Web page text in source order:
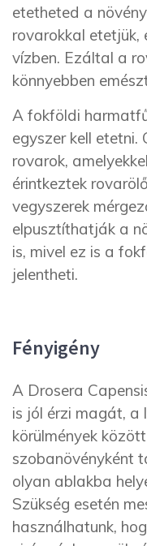
etetheted a
rovarokkal etetjük,
vízben. Ezáltal a
könnyebben
A fokföldi
egyszer kell etetni.
rovarok,
érintkeztek
vegyszerek
elpusztíthatják a
is, mivel ez is a
jelentheti.
Fényigény
A Drosera
is jól érzi magát, a
körülmények
szobanövényként
olyan ablakba
Szükség esetén
használhatunk,